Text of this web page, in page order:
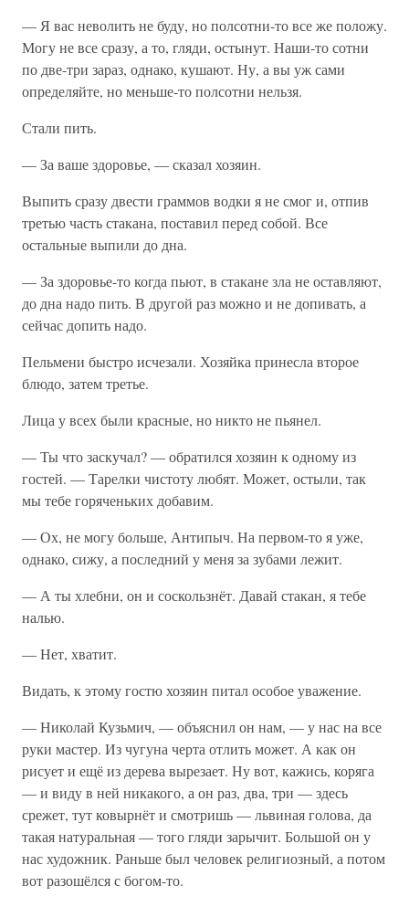
— Я вас неволить не буду, но полсотни-то все же положу.
Могу не все сразу, а то, гляди, остынут. Наши-то сотни
по две-три зараз, однако, кушают. Ну, а вы уж сами
определяйте, но меньше-то полсотни нельзя.
Стали пить.
— За ваше здоровье, — сказал хозяин.
Выпить сразу двести граммов водки я не смог и, отпив
третью часть стакана, поставил перед собой. Все
остальные выпили до дна.
— За здоровье-то когда пьют, в стакане зла не оставляют,
до дна надо пить. В другой раз можно и не допивать, а
сейчас допить надо.
Пельмени быстро исчезали. Хозяйка принесла второе
блюдо, затем третье.
Лица у всех были красные, но никто не пьянел.
— Ты что заскучал? — обратился хозяин к одному из
гостей. — Тарелки чистоту любят. Может, остыли, так
мы тебе горяченьких добавим.
— Ох, не могу больше, Антипыч. На первом-то я уже,
однако, сижу, а последний у меня за зубами лежит.
— А ты хлебни, он и соскользнёт. Давай стакан, я тебе
налью.
— Нет, хватит.
Видать, к этому гостю хозяин питал особое уважение.
— Николай Кузьмич, — объяснил он нам, — у нас на все
руки мастер. Из чугуна черта отлить может. А как он
рисует и ещё из дерева вырезает. Ну вот, кажись, коряга
— и виду в ней никакого, а он раз, два, три — здесь
срежет, тут ковырнёт и смотришь — львиная голова, да
такая натуральная — того гляди зарычит. Большой он у
нас художник. Раньше был человек религиозный, а потом
вот разошёлся с богом-то.